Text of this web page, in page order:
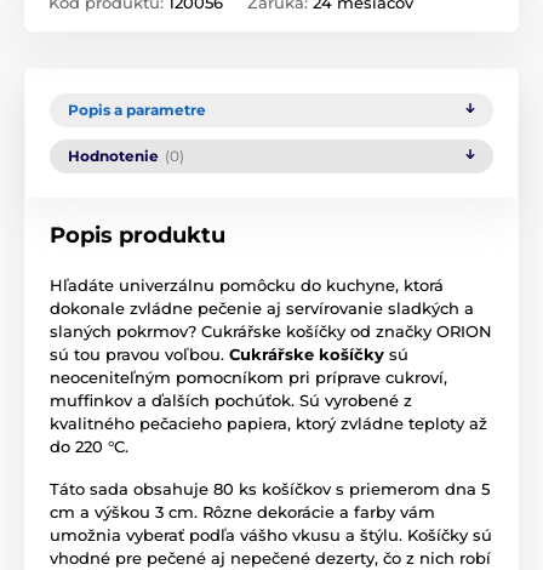
Popis a parametre
Hodnotenie (0)
Popis produktu
Hľadáte univerzálnu pomôcku do kuchyne, ktorá
dokonale zvládne pečenie aj servírovanie sladkých a
slaných pokrmov? Cukrářske košíčky od značky ORION
sú tou pravou voľbou. Cukrářske košíčky sú
neoceniteľným pomocníkom pri príprave cukroví,
muffinkov a ďalších pochúťok. Sú vyrobené z
kvalitného pečacieho papiera, ktorý zvládne teploty až
do 220 °C.
Táto sada obsahuje 80 ks košíčkov s priemerom dna 5
cm a výškou 3 cm. Rôzne dekorácie a farby vám
umožnia vyberať podľa vášho vkusu a štýlu. Košíčky sú
vhodné pre pečené aj nepečené dezerty, čo z nich robí